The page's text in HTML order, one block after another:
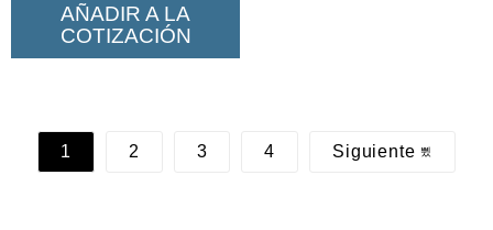
AÑADIR A LA
COTIZACIÓN
1 2 3 4 Siguiente